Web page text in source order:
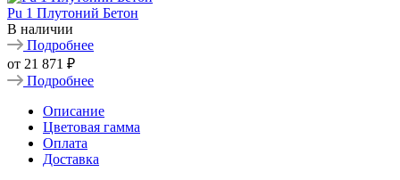
Pu 1 Плутоний Бетон
В наличии
Подробнее
от 21 871 ₽
Подробнее
Описание
Цветовая гамма
Оплата
Доставка